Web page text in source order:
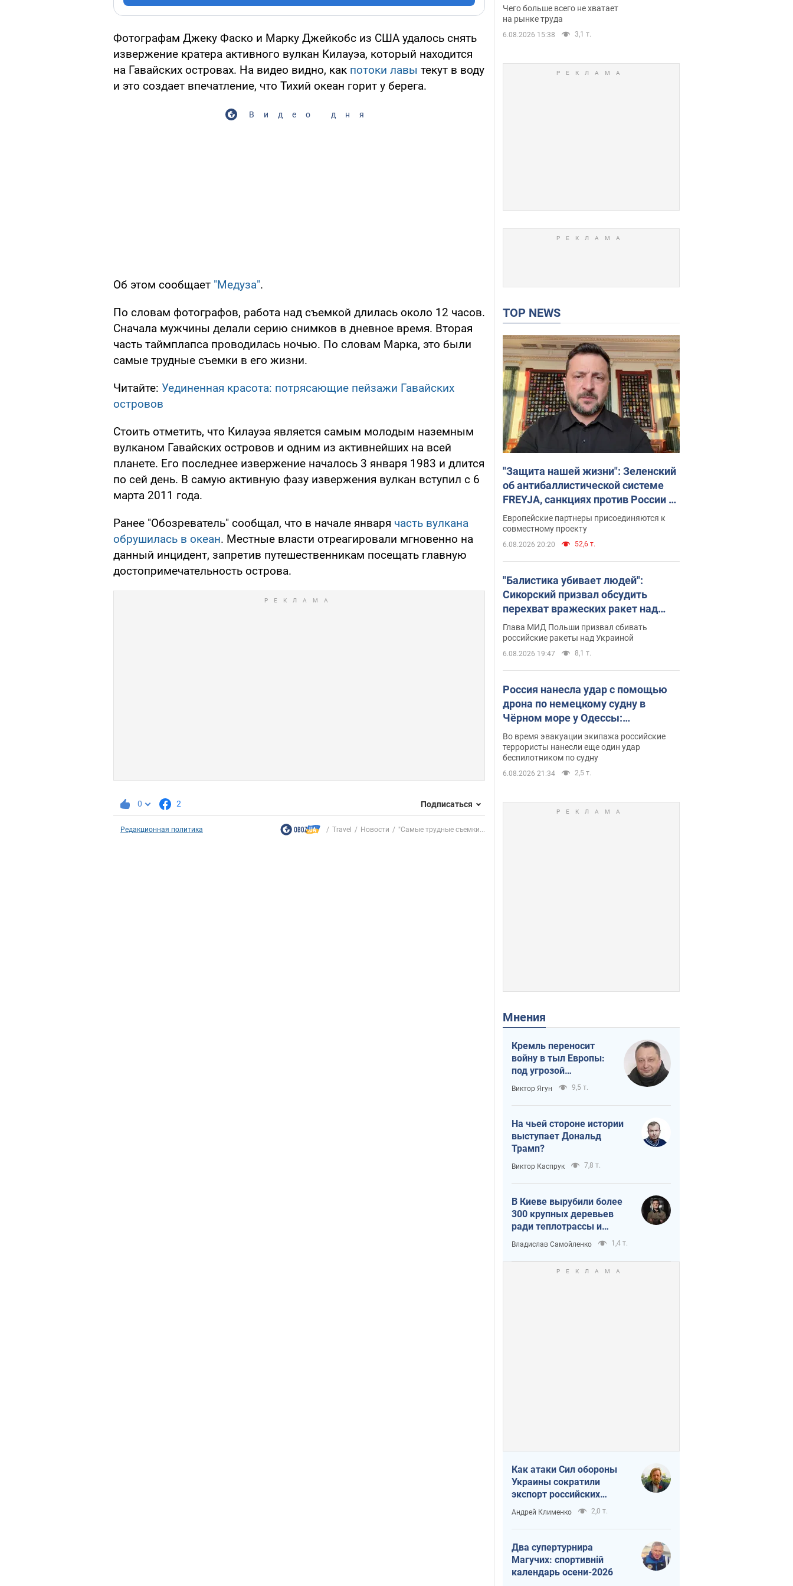
Фотографам Джеку Фаско и Марку Джейкобс из США удалось снять
извержение кратера активного вулкан Килауэа, который находится
на Гавайских островах. На видео видно, как потоки лавы текут в воду
и это создает впечатление, что Тихий океан горит у берега.
Видео дня
Об этом сообщает "Медуза".
По словам фотографов, работа над съемкой длилась около 12 часов.
Сначала мужчины делали серию снимков в дневное время. Вторая
часть таймплапса проводилась ночью. По словам Марка, это были
самые трудные съемки в его жизни.
Читайте: Уединенная красота: потрясающие пейзажи Гавайских
островов
Стоить отметить, что Килауэа является самым молодым наземным
вулканом Гавайских островов и одним из активнейших на всей
планете. Его последнее извержение началось 3 января 1983 и длится
по сей день. В самую активную фазу извержения вулкан вступил с 6
марта 2011 года.
Ранее "Обозреватель" сообщал, что в начале января часть вулкана
обрушилась в океан. Местные власти отреагировали мгновенно на
данный инцидент, запретив путешественникам посещать главную
достопримечательность острова.
0 2 Подписаться
Редакционная политика Travel Новости "Самые трудные съемки...
вакансии
Чего больше всего не хватает
на рынке труда
6.08.2026 15:38 3,1 т.
TOP NEWS
"Защита нашей жизни": Зеленский
об антибаллистической системе
FREYJA, санкциях против России и
поддержке аграриев. Видео
Европейские партнеры присоединяются к
совместному проекту
6.08.2026 20:20 52,6 т.
"Балистика убивает людей":
Сикорский призвал обсудить
перехват вражеских ракет над
Украиной
Глава МИД Польши призвал сбивать
российские ракеты над Украиной
6.08.2026 19:47 8,1 т.
Россия нанесла удар с помощью
дрона по немецкому судну в
Чёрном море у Одессы:
подробности
Во время эвакуации экипажа российские
террористы нанесли еще один удар
беспилотником по судну
6.08.2026 21:34 2,5 т.
Мнения
Кремль переносит
войну в тыл Европы:
под угрозой
критическая
логистика
Виктор Ягун 9,5 т.
На чьей стороне истории
выступает Дональд
Трамп?
Виктор Каспрук 7,8 т.
В Киеве вырубили более
300 крупных деревьев
ради теплотрассы и
вопреки Генплану
Владислав Самойленко 1,4 т.
Как атаки Сил обороны
Украины сократили
экспорт российских
нефтепродуктов
Андрей Клименко 2,0 т.
Два супертурнира
Магучих: спортивній
календарь осени-2026